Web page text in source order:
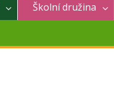
Školní družina